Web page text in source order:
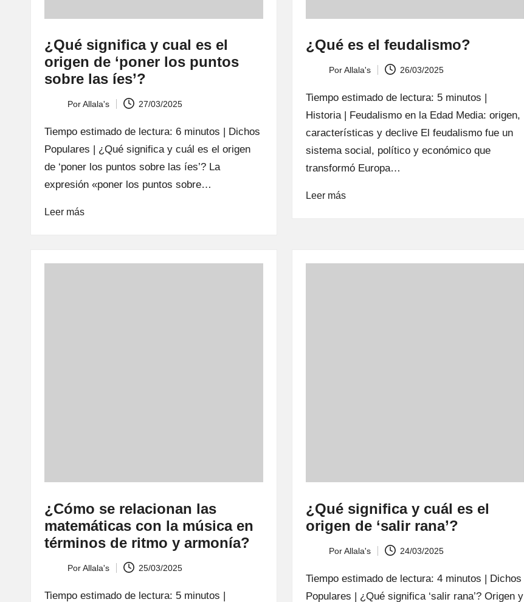
¿Qué significa y cual es el
origen de ‘poner los puntos
sobre las íes’?
por
PorAllala's 27/03/2025
Tiempo estimado de lectura: 6 minutos | Dichos
Populares | ¿Qué significa y cuál es el origen
de ‘poner los puntos sobre las íes’? La
expresión «poner los puntos sobre…
Leer más
¿Qué es el feudalismo?
por
PorAllala's 26/03/2025
Tiempo estimado de lectura: 5 minutos |
Historia | Feudalismo en la Edad Media: origen,
características y declive El feudalismo fue un
sistema social, político y económico que
transformó Europa…
Leer más
¿Cómo se relacionan las
matemáticas con la música en
términos de ritmo y armonía?
por
PorAllala's 25/03/2025
Tiempo estimado de lectura: 5 minutos |
¿Qué significa y cuál es el
origen de ‘salir rana’?
por
PorAllala's 24/03/2025
Tiempo estimado de lectura: 4 minutos | Dichos
Populares | ¿Qué significa ‘salir rana’? Origen y